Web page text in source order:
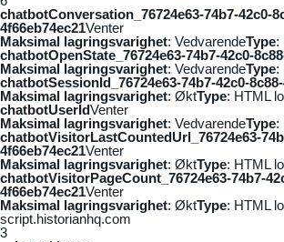
chatbotConversation_76724e63-74b7-42c0-
4f66eb74ec21Venter
Maksimal lagringsvarighet: VedvarendeType:
chatbotOpenState_76724e63-74b7-42c0-
Maksimal lagringsvarighet: VedvarendeType:
chatbotSessionId_76724e63-74b7-42c0-
Maksimal lagringsvarighet: ØktType: HTML
chatbotUserIdVenter
Maksimal lagringsvarighet: VedvarendeType:
chatbotVisitorLastCountedUrl_76724e63-
4f66eb74ec21Venter
Maksimal lagringsvarighet: ØktType: HTML
chatbotVisitorPageCount_76724e63-74b7-
4f66eb74ec21Venter
Maksimal lagringsvarighet: ØktType: HTML
script.historianhq.com
3